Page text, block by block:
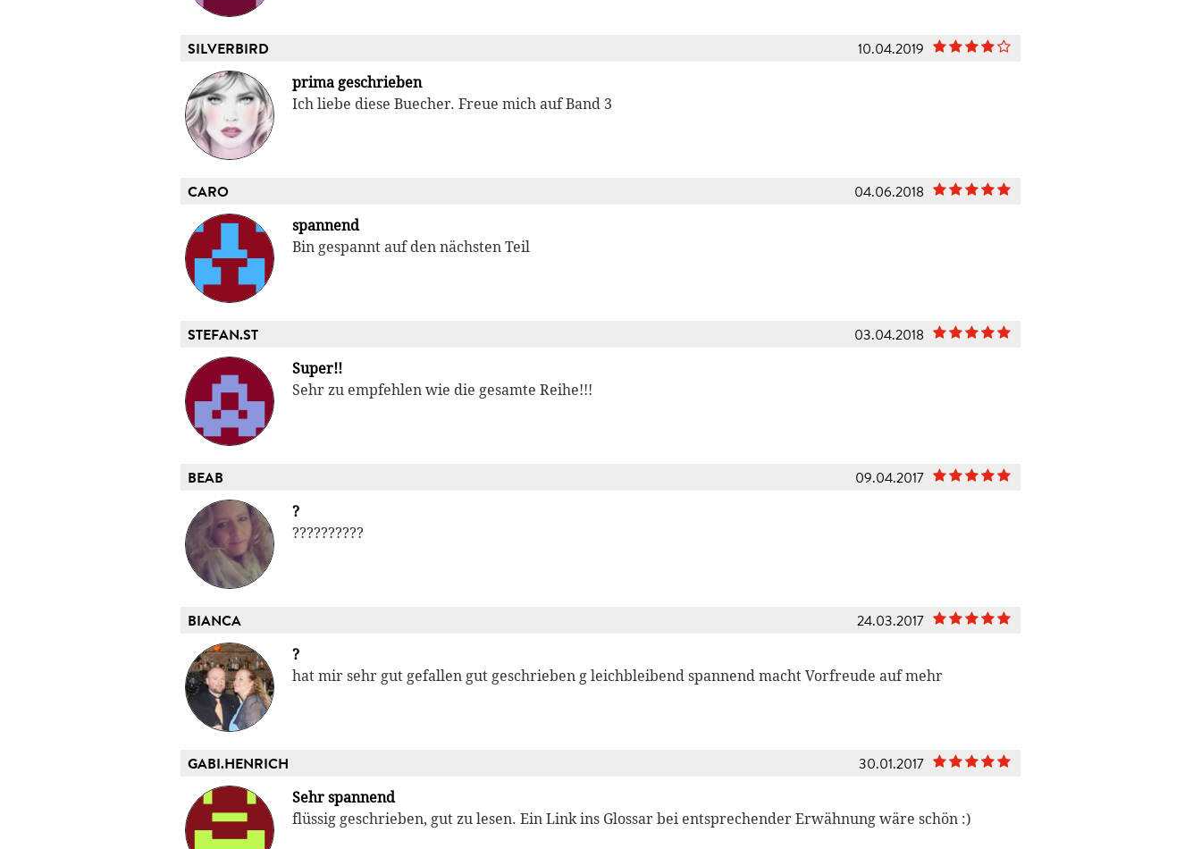
SILVERBIRD 10.04.2019
prima geschrieben
Ich liebe diese Buecher. Freue mich auf Band 3
CARO 04.06.2018
spannend
Bin gespannt auf den nächsten Teil
STEFAN.ST 03.04.2018
Super!!
Sehr zu empfehlen wie die gesamte Reihe!!!
BEAB 09.04.2017
?
??????????
BIANCA 24.03.2017
?
hat mir sehr gut gefallen gut geschrieben g leichbleibend spannend macht Vorfreude auf mehr
GABI.HENRICH 30.01.2017
Sehr spannend
flüssig geschrieben, gut zu lesen. Ein Link ins Glossar bei entsprechender Erwähnung wäre schön :)